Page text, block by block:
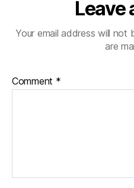
Leave
Your email address will not
are
Comment *